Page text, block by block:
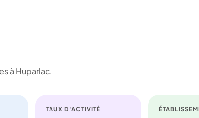
à Huparlac.
TAUX D'ACTIVITÉ